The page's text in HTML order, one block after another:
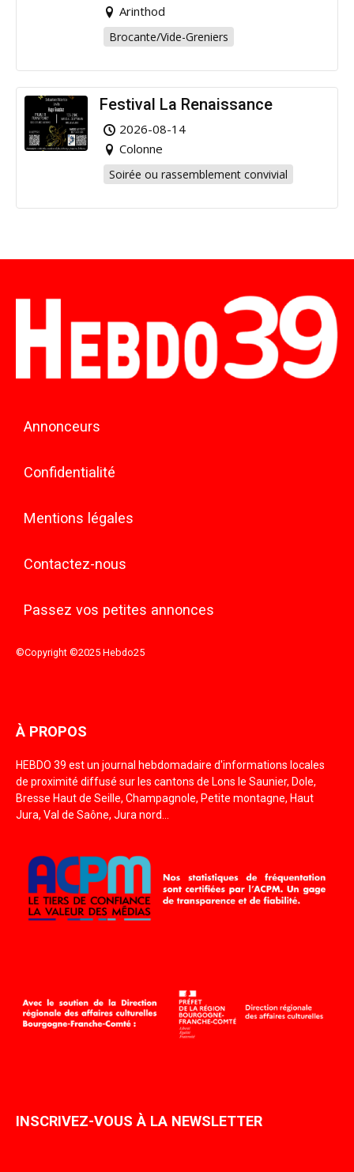
Arinthod
Brocante/Vide-Greniers
Festival La Renaissance
2026-08-14
Colonne
Soirée ou rassemblement convivial